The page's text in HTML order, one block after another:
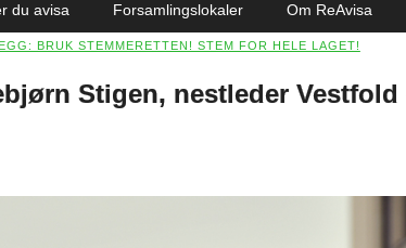
du avisa Forsamlingslokaler Om ReAvisa
BRUK STEMMERETTEN! STEM FOR HELE LAGET!
Stigen, nestleder